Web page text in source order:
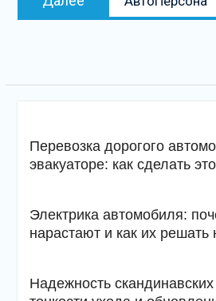
запись
Перевозка дорогого
эвакуаторе: как сделать
Электрика автомобиля:
нарастают и как их решать
Надежность